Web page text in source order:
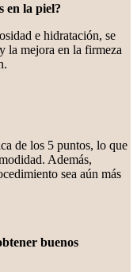
en la piel?
e hidratación, se
la mejora en la firmeza
de los 5 puntos, lo que
Además,
sea aún más
buenos